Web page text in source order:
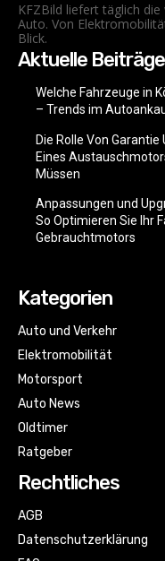
KFZBild liefert täglich
Auto. Von
Blick.
Aktuelle Beiträge
Welche Fahrzeuge in
– Trends im
Die Rolle Von
Eines
Müssen
Anpassungen und
So Optimieren Sie Ihr
Gebrauchtmotors
Kategorien
Auto und Verkehr
Elektromobilität
Motorsport
Auto News
Oldtimer
Ratgeber
Rechtliches
AGB
Datenschutzerklärung